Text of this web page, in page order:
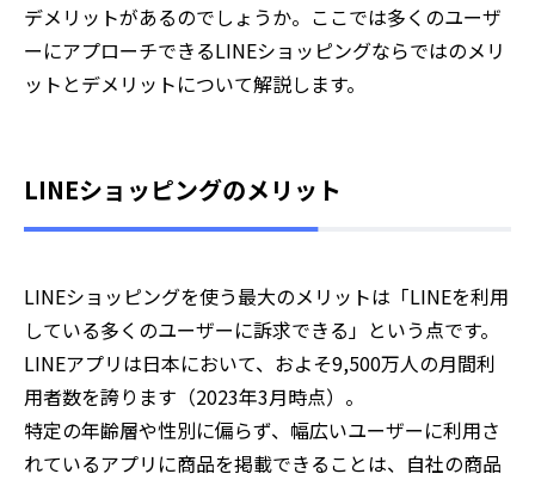
デメリットがあるのでしょうか。ここでは多くのユーザ
ーにアプローチできるLINEショッピングならではのメリ
ットとデメリットについて解説します。
LINEショッピングのメリット
LINEショッピングを使う最大のメリットは「LINEを利用
している多くのユーザーに訴求できる」という点です。
LINEアプリは日本において、およそ9,500万人の月間利
用者数を誇ります（2023年3月時点）。
特定の年齢層や性別に偏らず、幅広いユーザーに利用さ
れているアプリに商品を掲載できることは、自社の商品